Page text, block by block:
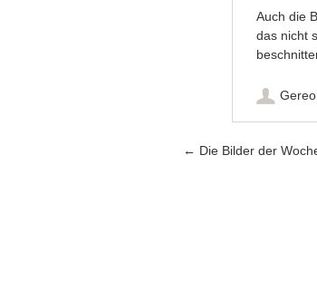
Auch die
das nicht
Artikel-
← Die Bilder der